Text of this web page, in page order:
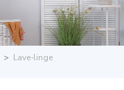
Lave-linge